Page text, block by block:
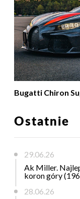
Bugatti Chiron
Ostatnie
29.06.26
Ak Miller.
koron góry
28.06.26